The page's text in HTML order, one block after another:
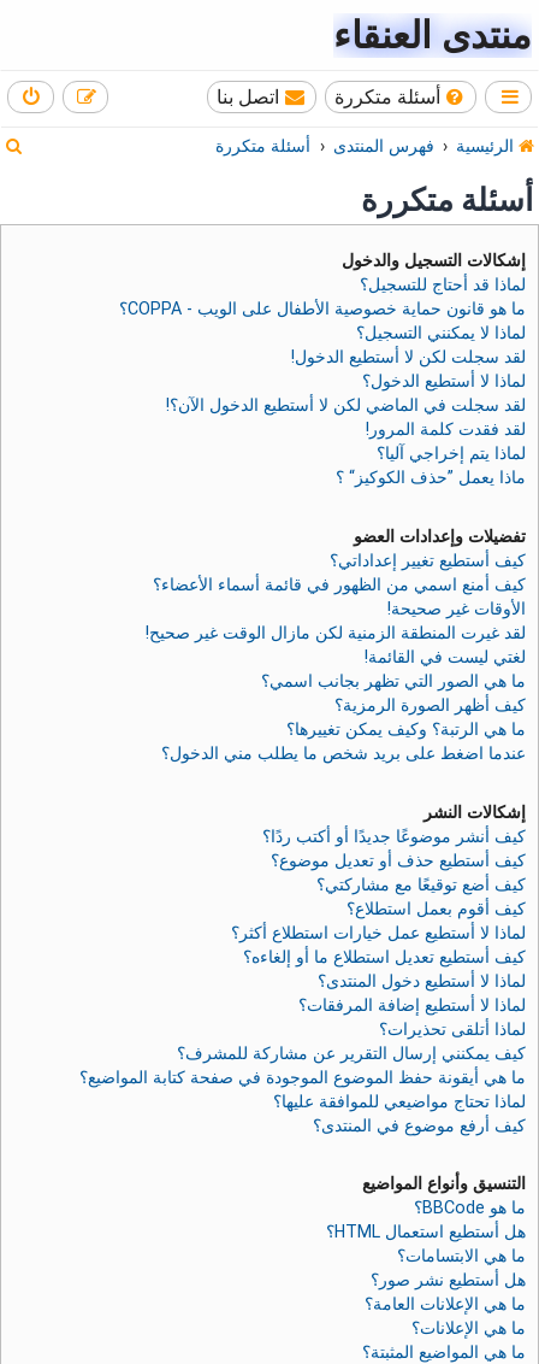
منتدى العنقاء
أسئلة متكررة اتصل بنا
الرئيسية فهرس المنتدى أسئلة متكررة
أسئلة متكررة
إشكالات التسجيل والدخول
لماذا قد أحتاج للتسجيل؟
ما هو قانون حماية خصوصية الأطفال على الويب - COPPA؟
لماذا لا يمكنني التسجيل؟
لقد سجلت لكن لا أستطيع الدخول!
لماذا لا أستطيع الدخول؟
لقد سجلت في الماضي لكن لا أستطيع الدخول الآن؟!
لقد فقدت كلمة المرور!
لماذا يتم إخراجي آليا؟
ماذا يعمل ”حذف الكوكيز“ ؟
تفضيلات وإعدادات العضو
كيف أستطيع تغيير إعداداتي؟
كيف أمنع اسمي من الظهور في قائمة أسماء الأعضاء؟
الأوقات غير صحيحة!
لقد غيرت المنطقة الزمنية لكن مازال الوقت غير صحيح!
لغتي ليست في القائمة!
ما هي الصور التي تظهر بجانب اسمي؟
كيف أظهر الصورة الرمزية؟
ما هي الرتبة؟ وكيف يمكن تغييرها؟
عندما اضغط على بريد شخص ما يطلب مني الدخول؟
إشكالات النشر
كيف أنشر موضوعًا جديدًا أو أكتب ردًا؟
كيف أستطيع حذف أو تعديل موضوع؟
كيف أضع توقيعًا مع مشاركتي؟
كيف أقوم بعمل استطلاع؟
لماذا لا أستطيع عمل خيارات استطلاع أكثر؟
كيف أستطيع تعديل استطلاع ما أو إلغاءه؟
لماذا لا أستطيع دخول المنتدى؟
لماذا لا أستطيع إضافة المرفقات؟
لماذا أتلقى تحذيرات؟
كيف يمكنني إرسال التقرير عن مشاركة للمشرف؟
ما هي أيقونة حفظ الموضوع الموجودة في صفحة كتابة المواضيع؟
لماذا تحتاج مواضيعي للموافقة عليها؟
كيف أرفع موضوع في المنتدى؟
التنسيق وأنواع المواضيع
ما هو BBCode؟
هل أستطيع استعمال HTML؟
ما هي الابتسامات؟
هل أستطيع نشر صور؟
ما هي الإعلانات العامة؟
ما هي الإعلانات؟
ما هي المواضيع المثبتة؟